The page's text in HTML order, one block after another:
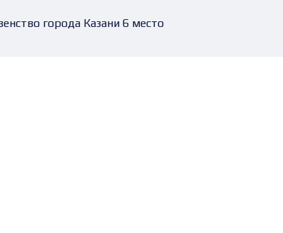
города Казани 6 место